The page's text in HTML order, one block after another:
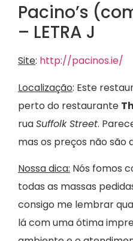
Pacino’s
– LETRA J
Site: http://pacinos.ie/
Localização: Este
perto do restaurante
ruaSuffolk Street.
mas os preços não são
Nossa dica: Nós fomos
todas as massas
consigo me lembrar
lá com uma ótima